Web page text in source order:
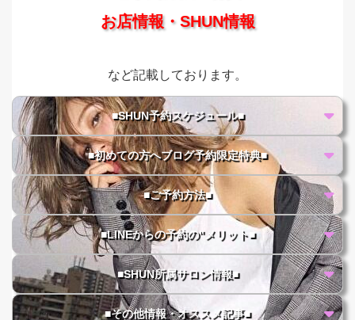
お店情報・SHUN情報
など記載しております。
■SHUN予約スケジュール■
■初めての方へブログ予約限定特典■
■ご予約方法■
■LINEからの予約の"メリット■
■SHUN所属サロン情報■
■その他情報・オススメ記事■